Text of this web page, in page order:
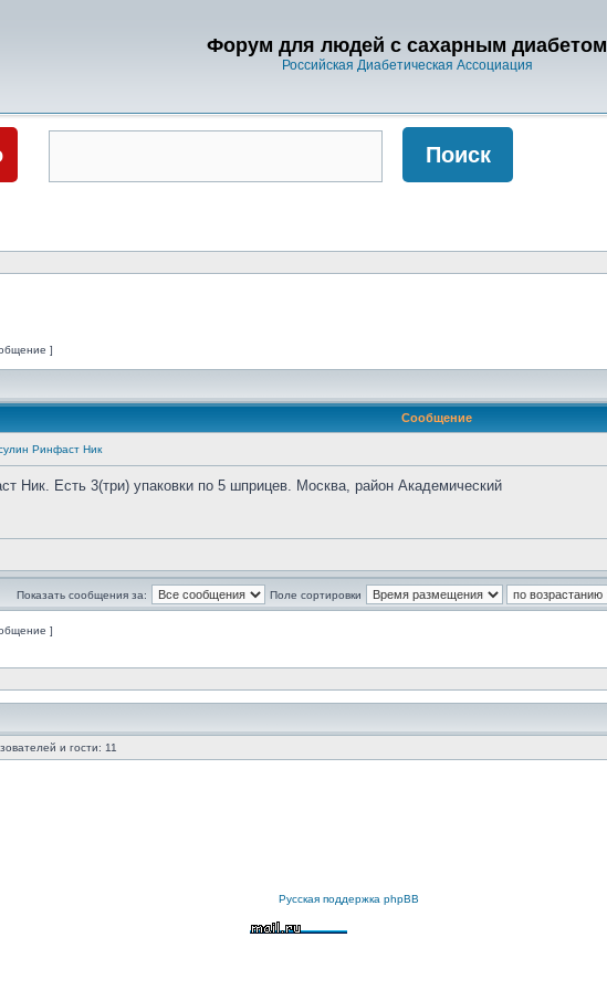
Форум для людей с сахарным диабетом
Российская Диабетическая Ассоциация
]
Сообщение
Ринфаст Ник
Ник. Есть 3(три) упаковки по 5 шприцев. Москва, район Академический
Показать сообщения за: Поле сортировки
]
и гости: 11
Русская поддержка phpBB